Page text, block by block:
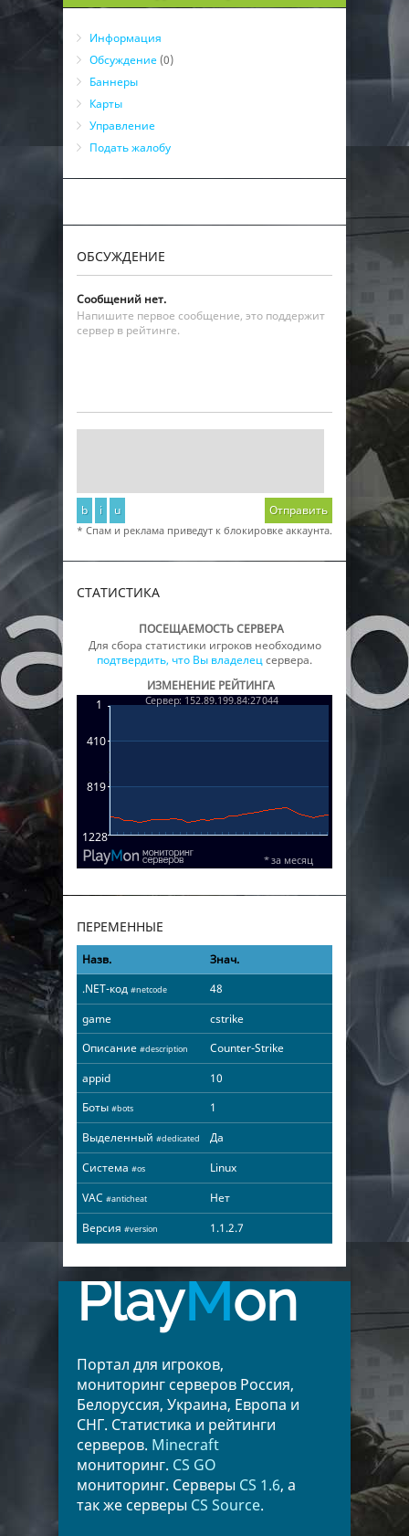
Информация
Обсуждение (0)
Баннеры
Карты
Управление
Подать жалобу
ОБСУЖДЕНИЕ
Сообщений нет.
Напишите первое сообщение, это поддержит
сервер в рейтинге.
b i u Отправить
* Спам и реклама приведут к блокировке аккаунта.
СТАТИСТИКА
ПОСЕЩАЕМОСТЬ СЕРВЕРА
Для сбора статистики игроков необходимо
подтвердить, что Вы владелецсервера.
ИЗМЕНЕНИЕ РЕЙТИНГА
ПЕРЕМЕННЫЕ
Назв.
Знач.
.NET-код #netcode
48
game
cstrike
Описание #description
Counter-Strike
appid
10
Боты #bots
1
Выделенный #dedicated
Да
Система #os
Linux
VAC #anticheat
Нет
Версия #version 1.1.2.7
PlayMon
Портал для игроков,
мониторинг серверов Россия,
Белоруссия, Украина, Европа и
СНГ. Статистика и рейтинги
серверов. Minecraft
мониторинг. CS GO
мониторинг. Серверы CS 1.6, а
так же серверы CS Source.